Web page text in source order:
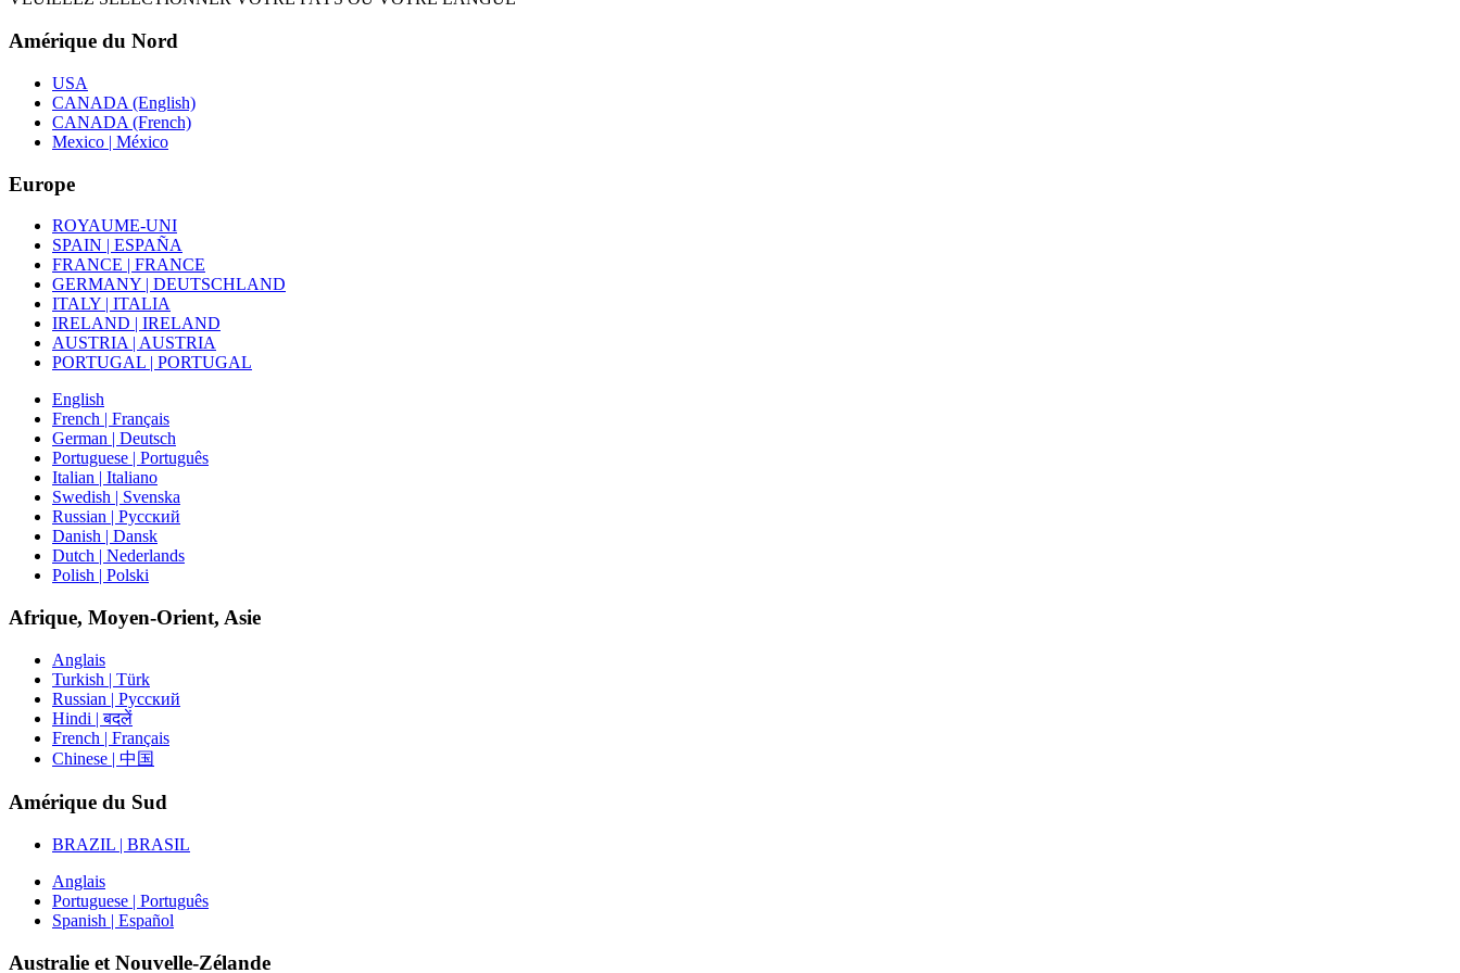
Amérique du Nord
USA
CANADA (English)
CANADA (French)
Mexico | México
Europe
ROYAUME-UNI
SPAIN | ESPAÑA
FRANCE | FRANCE
GERMANY | DEUTSCHLAND
ITALY | ITALIA
IRELAND | IRELAND
AUSTRIA | AUSTRIA
PORTUGAL | PORTUGAL
English
French | Français
German | Deutsch
Portuguese | Português
Italian | Italiano
Swedish | Svenska
Russian | Русский
Danish | Dansk
Dutch | Nederlands
Polish | Polski
Afrique, Moyen-Orient, Asie
Anglais
Turkish | Türk
Russian | Русский
Hindi | बदलें
French | Français
Chinese | 中国
Amérique du Sud
BRAZIL | BRASIL
Anglais
Portuguese | Português
Spanish | Español
Australie et Nouvelle-Zélande